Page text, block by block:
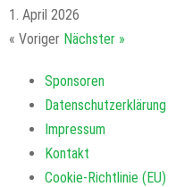
1. April 2026
« Voriger Nächster »
Sponsoren
Datenschutzerklärung
Impressum
Kontakt
Cookie-Richtlinie (EU)